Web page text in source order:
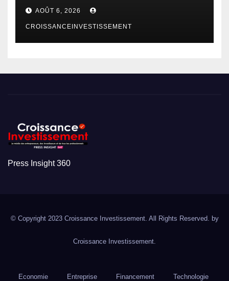
AOÛT 6, 2026
CROISSANCEINVESTISSEMENT
Press Insight 360
© Copyright 2023 Croissance Investissement. All Rights Reserved. by
Croissance Investissement.
Economie Entreprise Financement Technologie